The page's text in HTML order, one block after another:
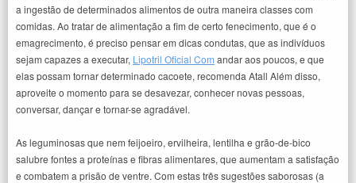
a ingestão de determinados alimentos de outra maneira classes com
comidas. Ao tratar de alimentação a fim de certo fenecimento, que é o
emagrecimento, é preciso pensar em dicas condutas, que as indivíduos
sejam capazes a executar, Lipotril Oficial Com andar aos poucos, e que
elas possam tornar determinado cacoete, recomenda Atall Além disso,
aproveite o momento para se desavezar, conhecer novas pessoas,
conversar, dançar e tornar-se agradável.
As leguminosas que nem feijoeiro, ervilheira, lentilha e grão-de-bico
salubre fontes a proteínas e fibras alimentares, que aumentam a satisfação
e combatem a prisão de ventre. Com estas três sugestões saborosas (a